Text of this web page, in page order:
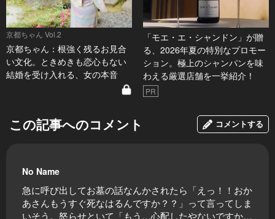
京都ちゃん Vol.2
京都ちゃん：根強く残るお見合
い文化。ときめきも恋心もない
結婚を受け入れる、女の本音
「モエ・エ・シャンドン」が贈
る、2026年夏の特別なプロモー
ション。極上のシャンパンを味
わえる厳選店舗を一挙紹介！
PR
この記事へのコメント コメントする
No Name
急に呼び出してお墓の話なんかされたら「えっ！！おか
あさんもうすぐ死なはるんですか？？」って言ってしま
いそう。怒らせといて「もう…心配したやないですか…